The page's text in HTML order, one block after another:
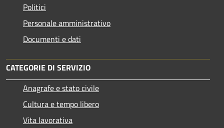
Politici
Personale amministrativo
Documenti e dati
CATEGORIE DI SERVIZIO
Anagrafe e stato civile
Cultura e tempo libero
Vita lavorativa